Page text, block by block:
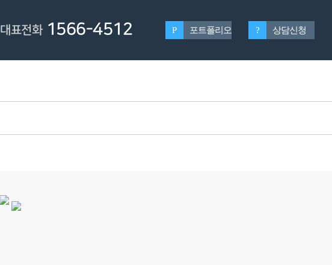
대표전화1566-4512 P 포트폴리오 ? 상담신청